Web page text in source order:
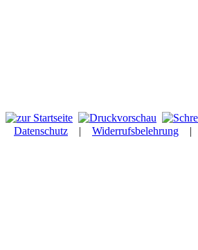
Datenschutz | Widerrufsbelehrung |